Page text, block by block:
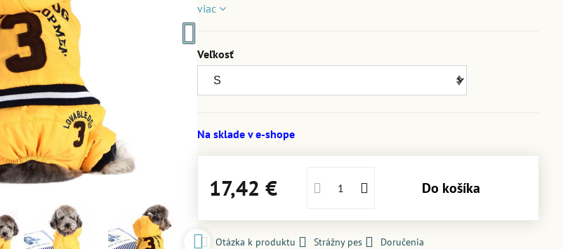
viac
Veľkosť
Na sklade v e-shope
17,42 € Do košíka
Otázka k produktu Strážny pes Doručenia